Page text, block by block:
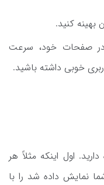
کنید.
در صفحات خود، سرعت
خوبی داشته باشید.
اول اینکه مثلاً هر
نمایش داده شد را با